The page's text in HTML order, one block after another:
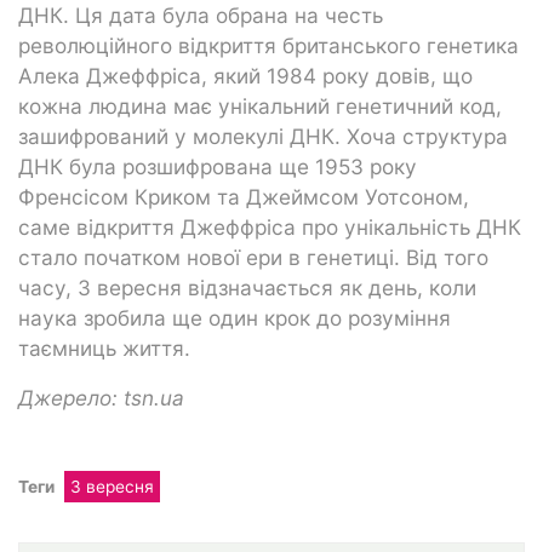
ДНК. Ця дата була обрана на честь
революційного відкриття британського генетика
Алека Джеффріса, який 1984 року довів, що
кожна людина має унікальний генетичний код,
зашифрований у молекулі ДНК. Хоча структура
ДНК була розшифрована ще 1953 року
Френсісом Криком та Джеймсом Уотсоном,
саме відкриття Джеффріса про унікальність ДНК
стало початком нової ери в генетиці. Від того
часу, 3 вересня відзначається як день, коли
наука зробила ще один крок до розуміння
таємниць життя.
Джерело: tsn.ua
Теги 3 вересня